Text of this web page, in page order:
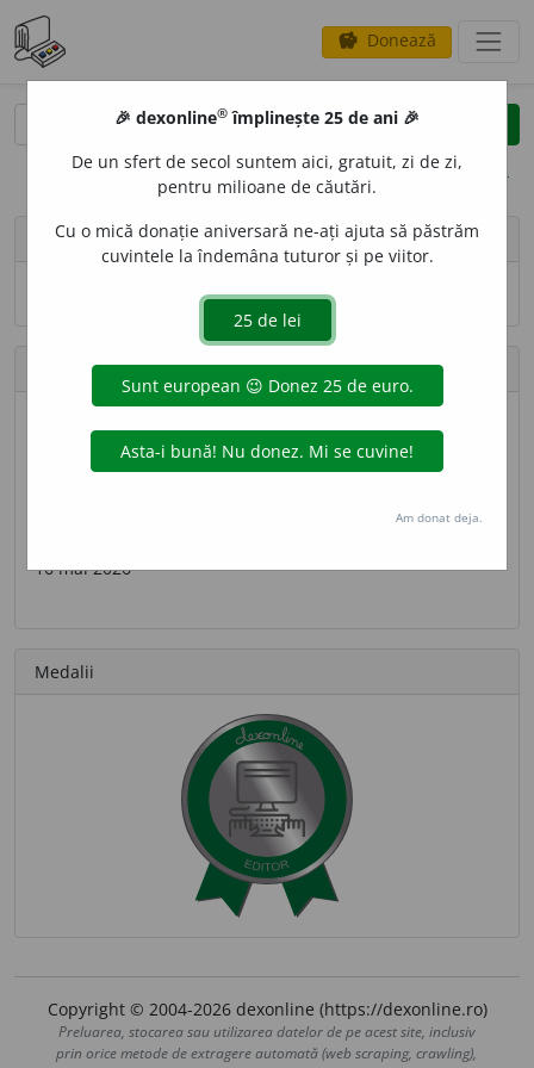
savings Donează
opțiuni
person Mohorea Andrada Elena
Numele și adresa de e-mail nu sînt vizibile.
Contribuții
81 (locul 75)
16 mai 2026
Medalii
Copyright © 2004-2026 dexonline (https://dexonline.ro)
Preluarea, stocarea sau utilizarea datelor de pe acest site, inclusiv
prin orice metode de extragere automată (web scraping, crawling),
🎉 dexonline® împlinește 25 de ani 🎉
De un sfert de secol suntem aici, gratuit, zi de zi,
pentru milioane de căutări.
Cu o mică donație aniversară ne-ați ajuta să păstrăm
cuvintele la îndemâna tuturor și pe viitor.
Am donat deja.